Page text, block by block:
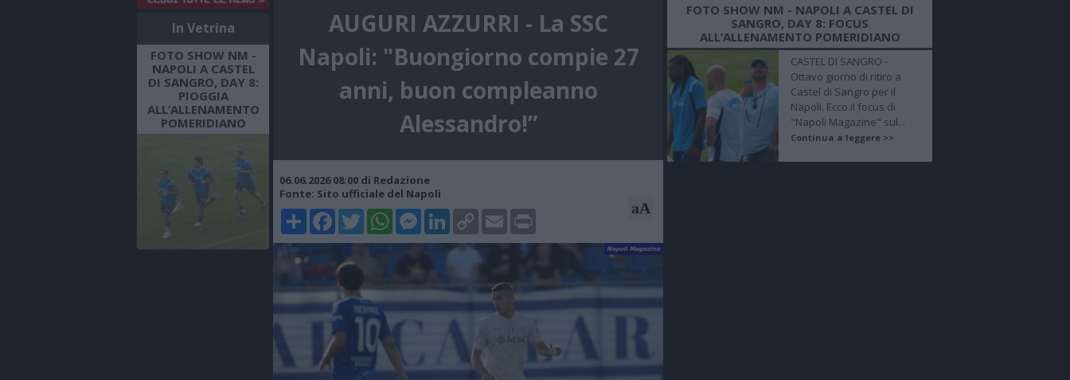
In Vetrina
FOTO SHOW NM -
NAPOLI A CASTEL
DI SANGRO, DAY 8:
PIOGGIA
ALL’ALLENAMENTO
POMERIDIANO
AUGURI AZZURRI - La SSC
Napoli: "Buongiorno compie 27
anni, buon compleanno
Alessandro!”
06.06.2026 08:00 di Redazione
Fonte: Sito ufficiale del Napoli
ShareFacebookTwitterWhatsAppMessenger
LinkedIn
Copy
Link
Email Print aA
FOTO SHOW NM - NAPOLI A CASTEL DI
SANGRO, DAY 8: FOCUS
ALL’ALLENAMENTO POMERIDIANO
CASTEL DI SANGRO -
Ottavo giorno di ritiro a
Castel di Sangro per il
Napoli. Ecco il focus di
"Napoli Magazine" sul...
Continua a leggere >>